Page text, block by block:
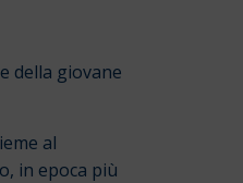
della giovane
al
in epoca più